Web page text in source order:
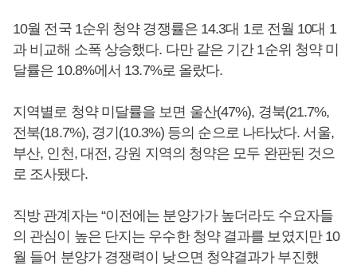
10월 전국 1순위 청약 경쟁률은 14.3대 1로 전월 10대 1
과 비교해 소폭 상승했다. 다만 같은 기간 1순위 청약 미
달률은 10.8%에서 13.7%로 올랐다.
지역별로 청약 미달률을 보면 울산(47%), 경북(21.7%,
전북(18.7%), 경기(10.3%) 등의 순으로 나타났다. 서울,
부산, 인천, 대전, 강원 지역의 청약은 모두 완판된 것으
로 조사됐다.
직방 관계자는 “이전에는 분양가가 높더라도 수요자들
의 관심이 높은 단지는 우수한 청약 결과를 보였지만 10
월 들어 분양가 경쟁력이 낮으면 청약결과가 부진했